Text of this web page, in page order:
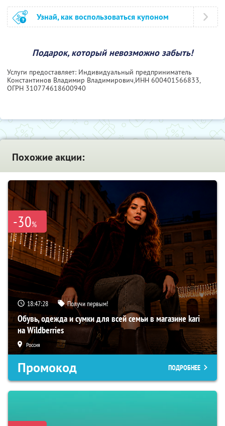
Узнай, как воспользоваться купоном
Подарок, который невозможно забыть!
Услуги предоставляет: Индивидуальный предприниматель
Константинов Владимир Владимирович,ИНН 600401566833,
ОГРН 310774618600940
Похожие акции:
-30%
18:47:27 Получи первым!
Обувь, одежда и сумки для всей семьи в магазине kari
на Wildberries
Россия
Промокод ПОДРОБНЕЕ